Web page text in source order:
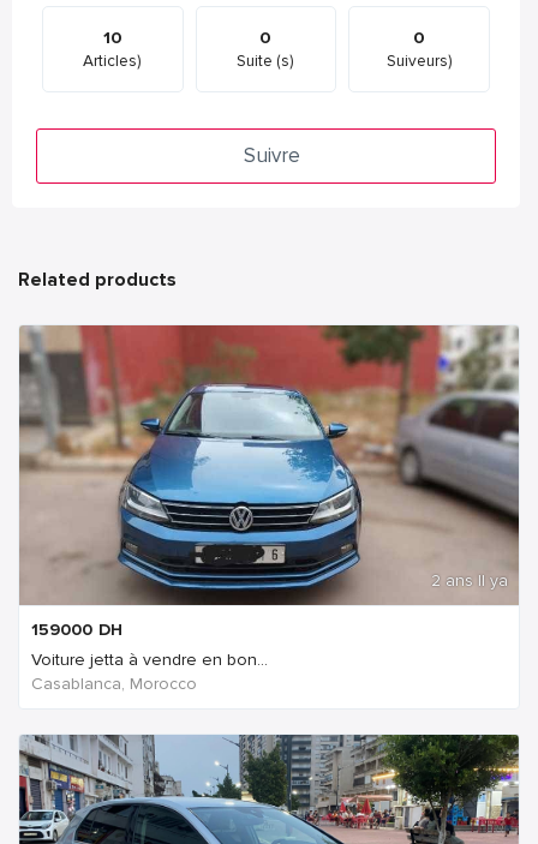
10
Articles)
0
Suite (s)
0
Suiveurs)
Suivre
Related products
2 ans Il ya
159000 DH
Voiture jetta à vendre en bon...
Casablanca, Morocco